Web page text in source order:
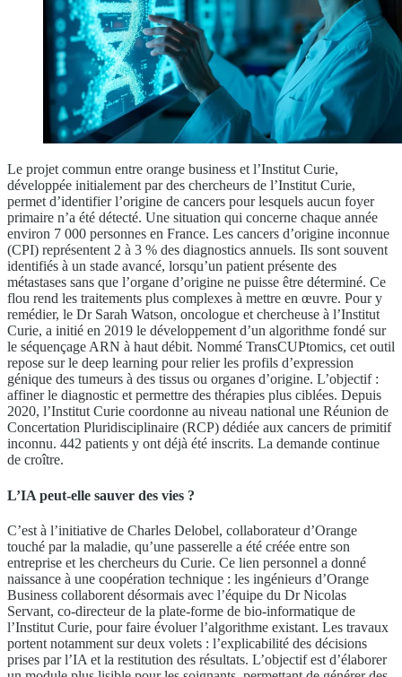
Le projet commun entre orange business et l’Institut Curie,
développée initialement par des chercheurs de l’Institut Curie,
permet d’identifier l’origine de cancers pour lesquels aucun foyer
primaire n’a été détecté. Une situation qui concerne chaque année
environ 7 000 personnes en France. Les cancers d’origine inconnue
(CPI) représentent 2 à 3 % des diagnostics annuels. Ils sont souvent
identifiés à un stade avancé, lorsqu’un patient présente des
métastases sans que l’organe d’origine ne puisse être déterminé. Ce
flou rend les traitements plus complexes à mettre en œuvre. Pour y
remédier, le Dr Sarah Watson, oncologue et chercheuse à l’Institut
Curie, a initié en 2019 le développement d’un algorithme fondé sur
le séquençage ARN à haut débit. Nommé TransCUPtomics, cet outil
repose sur le deep learning pour relier les profils d’expression
génique des tumeurs à des tissus ou organes d’origine. L’objectif :
affiner le diagnostic et permettre des thérapies plus ciblées. Depuis
2020, l’Institut Curie coordonne au niveau national une Réunion de
Concertation Pluridisciplinaire (RCP) dédiée aux cancers de primitif
inconnu. 442 patients y ont déjà été inscrits. La demande continue
de croître.
L’IA peut-elle sauver des vies ?
C’est à l’initiative de Charles Delobel, collaborateur d’Orange
touché par la maladie, qu’une passerelle a été créée entre son
entreprise et les chercheurs du Curie. Ce lien personnel a donné
naissance à une coopération technique : les ingénieurs d’Orange
Business collaborent désormais avec l’équipe du Dr Nicolas
Servant, co-directeur de la plate-forme de bio-informatique de
l’Institut Curie, pour faire évoluer l’algorithme existant. Les travaux
portent notamment sur deux volets : l’explicabilité des décisions
prises par l’IA et la restitution des résultats. L’objectif est d’élaborer